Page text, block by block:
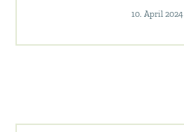
10. April 2024